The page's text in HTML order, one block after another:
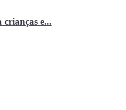
e...